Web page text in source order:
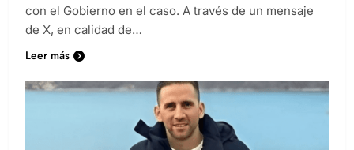
con el Gobierno en el caso. A través de un mensaje
de X, en calidad de…
Leer más